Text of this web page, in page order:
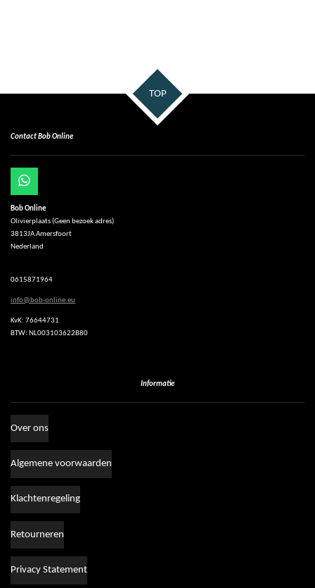
TOP
Contact Bob Online
W
h
a
t
s
A
p
Bob Online
Olivierplaats (Geen bezoek adres)
3813JA Amersfoort
Nederland
0615871964
info@bob-online.eu
KvK: 76644731
BTW: NL003103622B80
Informatie
Over ons
Algemene voorwaarden
Klachtenregeling
Retourneren
Privacy Statement